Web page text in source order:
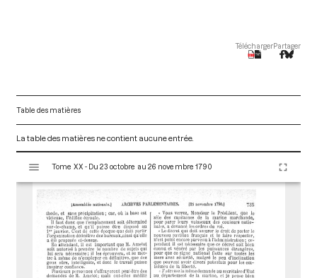
TéléchargerPartager
Table des matières
La table des matières ne contient aucune entrée.
s
Tome XX - Du 23 octobre au 26 novembre 1790